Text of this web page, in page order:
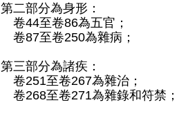
第二部分為身形：
卷44至卷86為五官；
卷87至卷250為雜病；
第三部分為諸疾：
卷251至卷267為雜治；
卷268至卷271為雜錄和符禁；